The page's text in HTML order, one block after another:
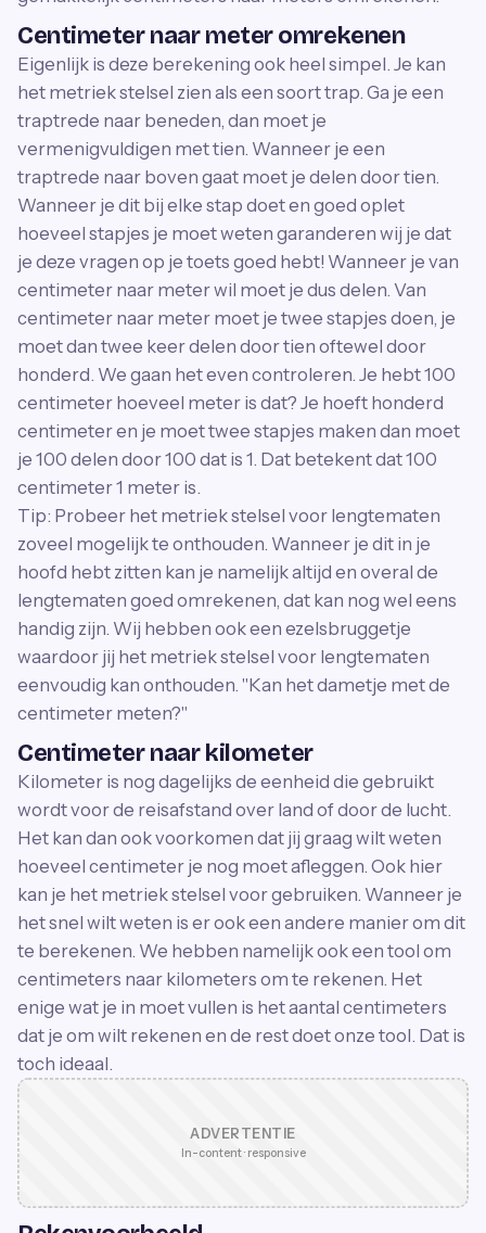
Centimeter naar meter omrekenen
Eigenlijk is deze berekening ook heel simpel. Je kan
het metriek stelsel zien als een soort trap. Ga je een
traptrede naar beneden, dan moet je
vermenigvuldigen met tien. Wanneer je een
traptrede naar boven gaat moet je delen door tien.
Wanneer je dit bij elke stap doet en goed oplet
hoeveel stapjes je moet weten garanderen wij je dat
je deze vragen op je toets goed hebt! Wanneer je van
centimeter naar meter wil moet je dus delen. Van
centimeter naar meter moet je twee stapjes doen, je
moet dan twee keer delen door tien oftewel door
honderd. We gaan het even controleren. Je hebt 100
centimeter hoeveel meter is dat? Je hoeft honderd
centimeter en je moet twee stapjes maken dan moet
je 100 delen door 100 dat is 1. Dat betekent dat 100
centimeter 1 meter is.
Tip: Probeer het metriek stelsel voor lengtematen
zoveel mogelijk te onthouden. Wanneer je dit in je
hoofd hebt zitten kan je namelijk altijd en overal de
lengtematen goed omrekenen, dat kan nog wel eens
handig zijn. Wij hebben ook een ezelsbruggetje
waardoor jij het metriek stelsel voor lengtematen
eenvoudig kan onthouden. "Kan het dametje met de
centimeter meten?"
Centimeter naar kilometer
Kilometer is nog dagelijks de eenheid die gebruikt
wordt voor de reisafstand over land of door de lucht.
Het kan dan ook voorkomen dat jij graag wilt weten
hoeveel centimeter je nog moet afleggen. Ook hier
kan je het metriek stelsel voor gebruiken. Wanneer je
het snel wilt weten is er ook een andere manier om dit
te berekenen. We hebben namelijk ook een tool om
centimeters naar kilometers om te rekenen. Het
enige wat je in moet vullen is het aantal centimeters
dat je om wilt rekenen en de rest doet onze tool. Dat is
toch ideaal.
ADVERTENTIE
In-content · responsive